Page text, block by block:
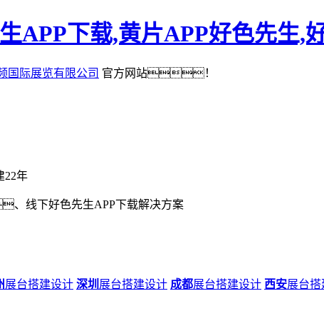
APP下载,黄片APP好色先生,
国际展览有限公司 官方网站！
年
、线下好色先生APP下载解决方案
展台搭建设计 深圳 展台搭建设计 成都展台搭建设计 西安展台